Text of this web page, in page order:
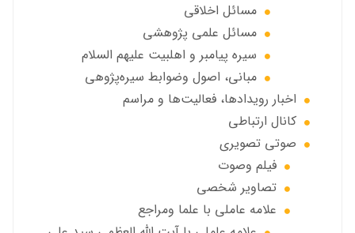
مسائل اخلاقي
مسائل علمی پژوهشی
سيره پيامبر و اهلبيت علیهم السلام
مبانی، اصول وضوابط سيره‌پژوهی
اخبار رويدادها، فعاليت‌ها و مراسم
كانال ارتباطي
صوتي تصويري
فیلم وصوت
تصاویر شخصی
علامه عاملي با علما ومراجع